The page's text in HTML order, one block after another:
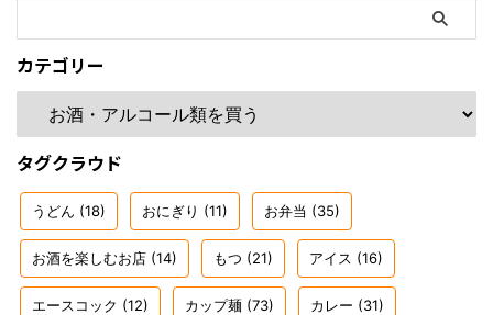
カテゴリー
タグクラウド
うどん (18) おにぎり (11) お弁当 (35)
お酒を楽しむお店 (14) もつ (21) アイス (16)
エースコック (12) カップ麺 (73) カレー (31)